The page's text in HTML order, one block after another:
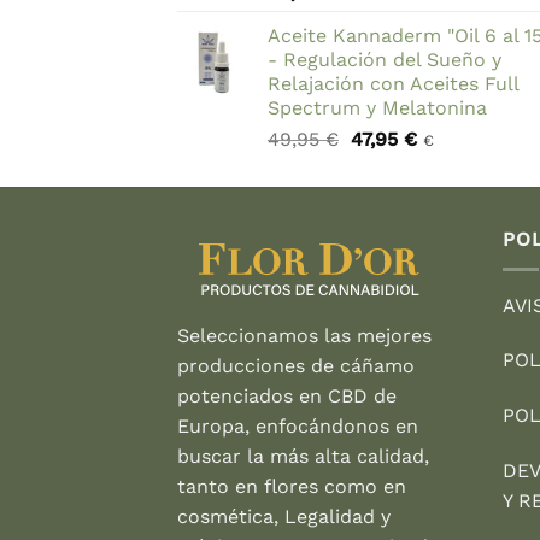
Aceite Kannaderm "Oil 6 al
- Regulación del Sueño y
Relajación con Aceites Full
Spectrum y Melatonina
49,95€ El
original
47,95 €El
actual
€
Seleccionamos las mejores
producciones de cáñamo
potenciados en CBD de
Europa, enfocándonos en
buscar la más alta calidad,
tanto en flores como en
cosmética, Legalidad y
Y